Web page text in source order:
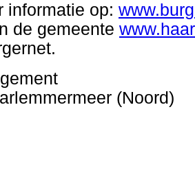
informatie op:
de gemeente
(Noord)